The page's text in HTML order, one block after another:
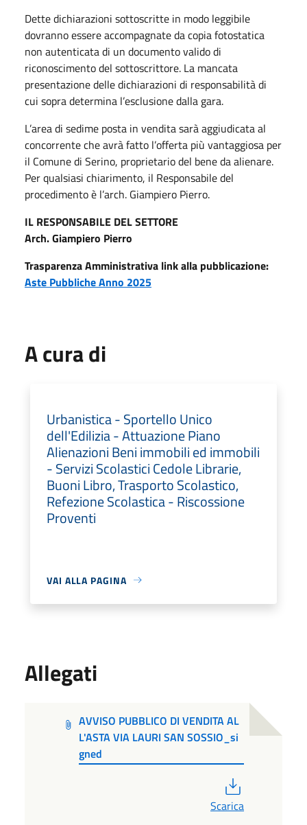
Dette dichiarazioni sottoscritte in modo leggibile
dovranno essere accompagnate da copia fotostatica
non autenticata di un documento valido di
riconoscimento del sottoscrittore. La mancata
presentazione delle dichiarazioni di responsabilità di
cui sopra determina l’esclusione dalla gara.
L’area di sedime posta in vendita sarà aggiudicata al
concorrente che avrà fatto l’offerta più vantaggiosa per
il Comune di Serino, proprietario del bene da alienare.
Per qualsiasi chiarimento, il Responsabile del
procedimento è l’arch. Giampiero Pierro.
IL RESPONSABILE DEL SETTORE
Arch. Giampiero Pierro
Trasparenza Amministrativa link alla pubblicazione:
Aste Pubbliche Anno 2025
A cura di
Urbanistica - Sportello Unico
dell'Edilizia - Attuazione Piano
Alienazioni Beni immobili ed immobili
- Servizi Scolastici Cedole Librarie,
Buoni Libro, Trasporto Scolastico,
Refezione Scolastica - Riscossione
Proventi
VAI ALLA PAGINA
Allegati
AVVISO PUBBLICO DI VENDITA AL
L'ASTA VIA LAURI SAN SOSSIO_si
gned
Scarica